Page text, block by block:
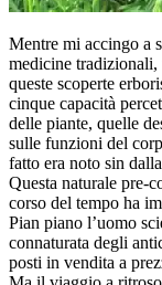
Mentre mi accingo a
medicine tradizionali,
queste scoperte
cinque capacità
delle piante, quelle
sulle funzioni del
fatto era noto sin
Questa naturale pre-
corso del tempo ha
Pian piano l’uomo
connaturata degli
posti in vendita a